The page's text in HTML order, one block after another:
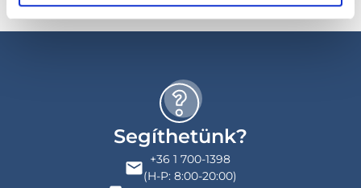
Segíthetünk?
+36 1 700-1398
(H-P: 8:00-20:00)